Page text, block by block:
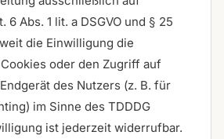
6 Abs. 1 lit. a DSGVO und § 25
die Einwilligung die
oder den Zugriff auf
des Nutzers (z. B. für
im Sinne des TDDDG
ist jederzeit widerrufbar.